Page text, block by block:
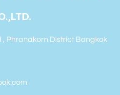
Phranakorn District Bangkok